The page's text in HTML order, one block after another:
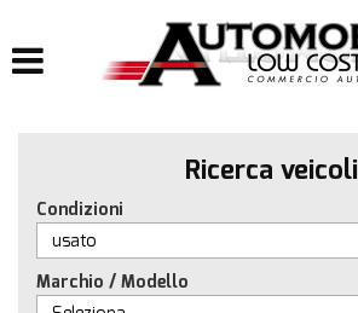
IMPIANTI GPL
IMPIANTI METANO
Ricerca veicoli
Condizioni
Marchio / Modello